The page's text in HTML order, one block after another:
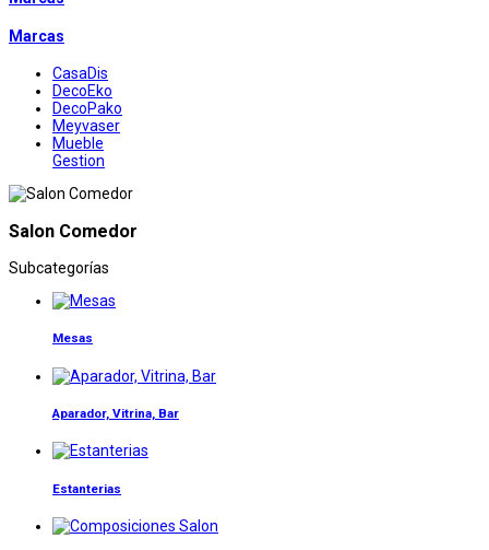
Marcas
CasaDis
DecoEko
DecoPako
Meyvaser
Mueble
Gestion
Salon Comedor
Subcategorías
Mesas
Aparador, Vitrina, Bar
Estanterias